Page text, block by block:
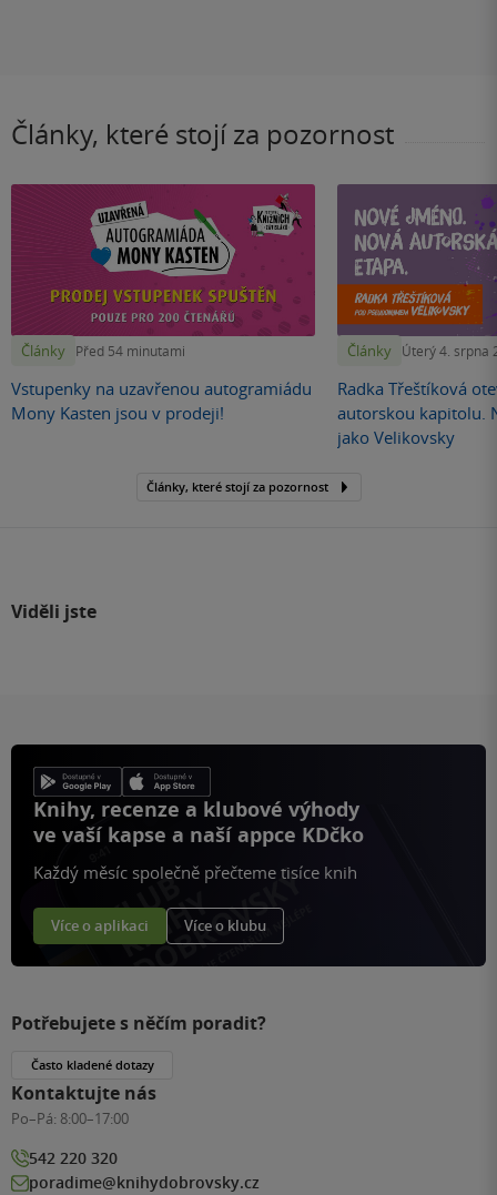
Články, které stojí za pozornost
Články Před 54 minutami
Vstupenky na uzavřenou autogramiádu
Mony Kasten jsou v prodeji!
Články Úterý 4. srpna
Radka Třeštíková
autorskou kapitolu.
jako Velikovsky
Články, které stojí za pozornost
Viděli jste
Knihy, recenze a klubové výhody
ve vaší kapse a naší appce KDčko
Každý měsíc společně přečteme tisíce knih
Více o aplikaci Více o klubu
Potřebujete s něčím poradit?
Často kladené dotazy
Kontaktujte nás
Po–Pá: 8:00–17:00
542 220 320
poradime@knihydobrovsky.cz